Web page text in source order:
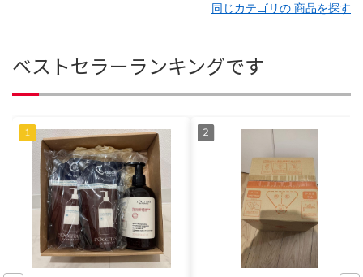
同じカテゴリの 商品を探す
ベストセラーランキングです